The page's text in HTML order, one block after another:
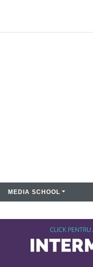
MEDIA SCHOOL